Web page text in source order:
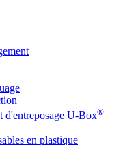
d'entreposage U-Box®
en plastique